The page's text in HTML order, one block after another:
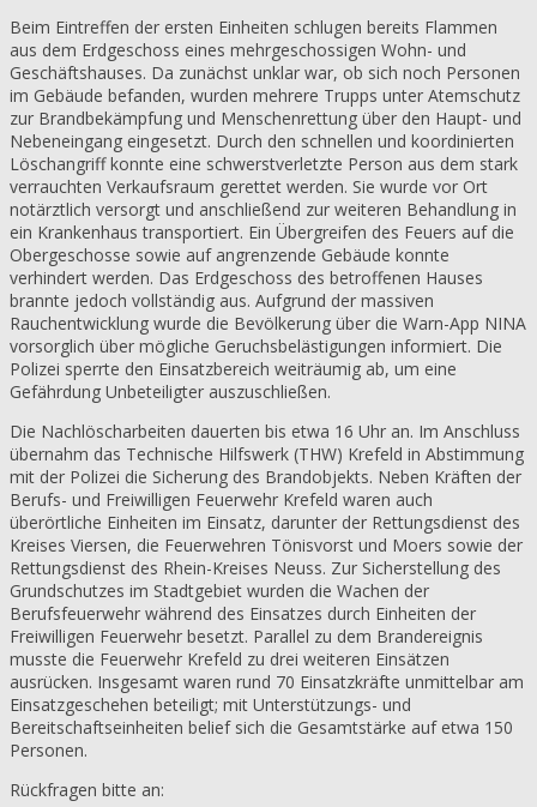
Beim Eintreffen der ersten Einheiten schlugen bereits Flammen
aus dem Erdgeschoss eines mehrgeschossigen Wohn- und
Geschäftshauses. Da zunächst unklar war, ob sich noch Personen
im Gebäude befanden, wurden mehrere Trupps unter Atemschutz
zur Brandbekämpfung und Menschenrettung über den Haupt- und
Nebeneingang eingesetzt. Durch den schnellen und koordinierten
Löschangriff konnte eine schwerstverletzte Person aus dem stark
verrauchten Verkaufsraum gerettet werden. Sie wurde vor Ort
notärztlich versorgt und anschließend zur weiteren Behandlung in
ein Krankenhaus transportiert. Ein Übergreifen des Feuers auf die
Obergeschosse sowie auf angrenzende Gebäude konnte
verhindert werden. Das Erdgeschoss des betroffenen Hauses
brannte jedoch vollständig aus. Aufgrund der massiven
Rauchentwicklung wurde die Bevölkerung über die Warn-App NINA
vorsorglich über mögliche Geruchsbelästigungen informiert. Die
Polizei sperrte den Einsatzbereich weiträumig ab, um eine
Gefährdung Unbeteiligter auszuschließen.
Die Nachlöscharbeiten dauerten bis etwa 16 Uhr an. Im Anschluss
übernahm das Technische Hilfswerk (THW) Krefeld in Abstimmung
mit der Polizei die Sicherung des Brandobjekts. Neben Kräften der
Berufs- und Freiwilligen Feuerwehr Krefeld waren auch
überörtliche Einheiten im Einsatz, darunter der Rettungsdienst des
Kreises Viersen, die Feuerwehren Tönisvorst und Moers sowie der
Rettungsdienst des Rhein-Kreises Neuss. Zur Sicherstellung des
Grundschutzes im Stadtgebiet wurden die Wachen der
Berufsfeuerwehr während des Einsatzes durch Einheiten der
Freiwilligen Feuerwehr besetzt. Parallel zu dem Brandereignis
musste die Feuerwehr Krefeld zu drei weiteren Einsätzen
ausrücken. Insgesamt waren rund 70 Einsatzkräfte unmittelbar am
Einsatzgeschehen beteiligt; mit Unterstützungs- und
Bereitschaftseinheiten belief sich die Gesamtstärke auf etwa 150
Personen.
Rückfragen bitte an: